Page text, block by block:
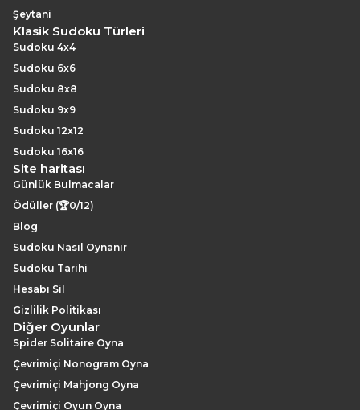
Şeytani
Klasik Sudoku Türleri
Sudoku 4x4
Sudoku 6x6
Sudoku 8x8
Sudoku 9x9
Sudoku 12x12
Sudoku 16x16
Site haritası
Günlük Bulmacalar
Ödüller (🏆0/12)
Blog
Sudoku Nasıl Oynanır
Sudoku Tarihi
Hesabı Sil
Gizlilik Politikası
Diğer Oyunlar
Spider Solitaire Oyna
Çevrimiçi Nonogram Oyna
Çevrimiçi Mahjong Oyna
Çevrimiçi Oyun Oyna